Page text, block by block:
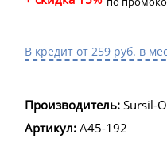
В кредит от 259 руб. в
Производитель: Sursil-
Артикул: A45-192